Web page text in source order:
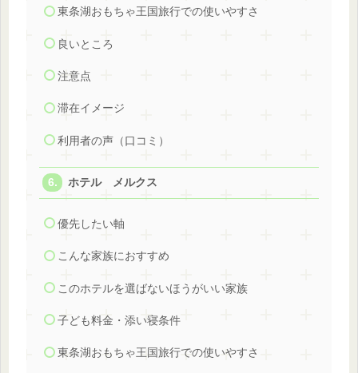
東条湖おもちゃ王国旅行での使いやすさ
良いところ
注意点
滞在イメージ
利用者の声（口コミ）
ホテル メルクス
優先したい軸
こんな家族におすすめ
このホテルを選ばないほうがいい家族
子ども料金・添い寝条件
東条湖おもちゃ王国旅行での使いやすさ